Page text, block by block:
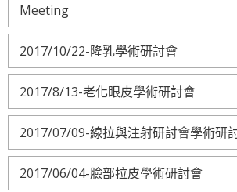
Meeting
2017/10/22-隆乳學術研討會
2017/8/13-老化眼皮學術研討會
2017/07/09-線拉與注射研討會學術研
2017/06/04-臉部拉皮學術研討會